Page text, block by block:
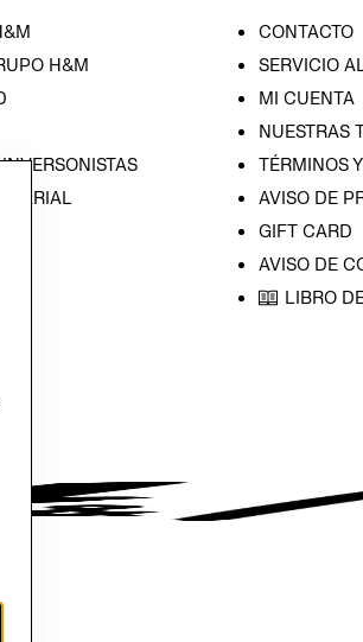
H&M
CONTACTO
SERVICIO
MI CUENTA
NUESTRAS
TÉRMINOS
AVISO DE
GIFT CARD
AVISO DE
LIBRO